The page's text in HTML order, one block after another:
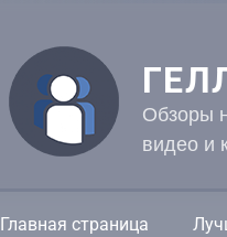
Обзоры
видео и
Главная страница